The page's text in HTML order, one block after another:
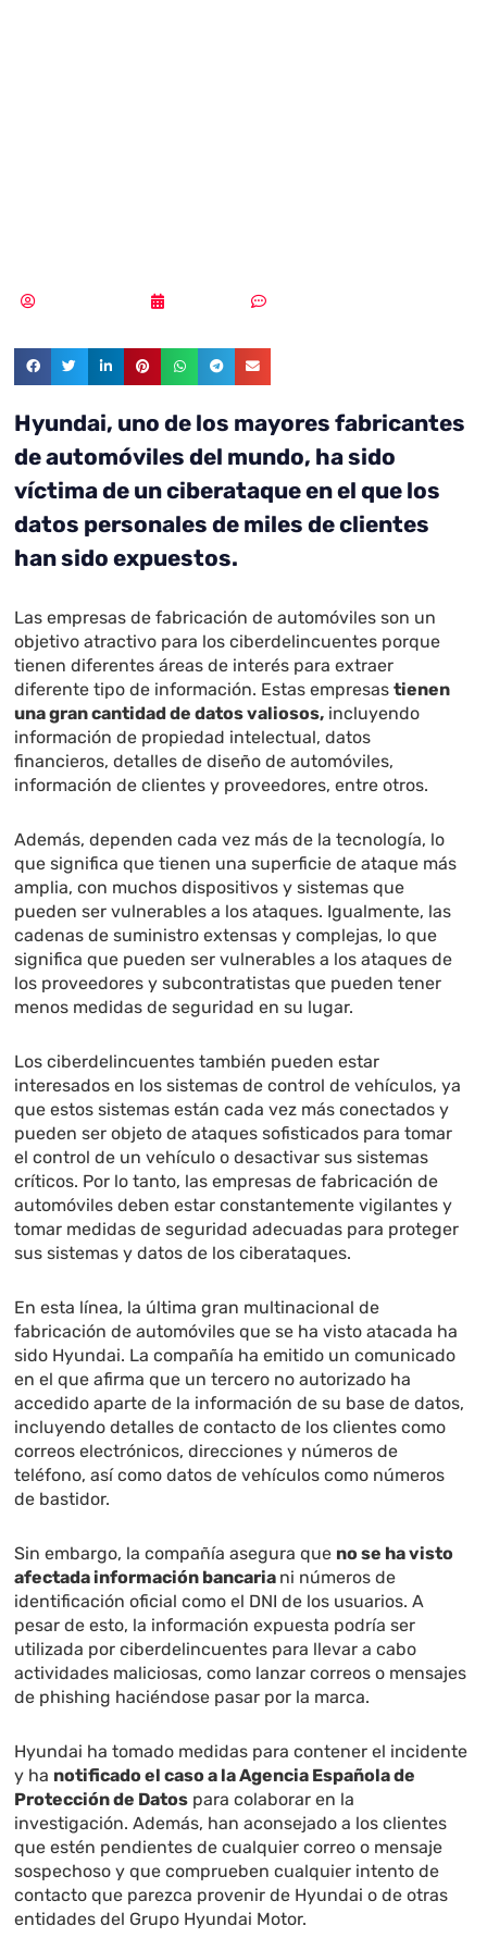
Hyundai, uno de los mayores fabricantes
de automóviles del mundo, ha sido
víctima de un ciberataque en el que los
datos personales de miles de clientes
han sido expuestos.
Las empresas de fabricación de automóviles son un
objetivo atractivo para los ciberdelincuentes porque
tienen diferentes áreas de interés para extraer
diferente tipo de información. Estas empresastienen
una gran cantidad de datos valiosos, incluyendo
información de propiedad intelectual, datos
financieros, detalles de diseño de automóviles,
información de clientes y proveedores, entre otros.
Además, dependen cada vez más de la tecnología, lo
que significa que tienen una superficie de ataque más
amplia, con muchos dispositivos y sistemas que
pueden ser vulnerables a los ataques. Igualmente, las
cadenas de suministro extensas y complejas, lo que
significa que pueden ser vulnerables a los ataques de
los proveedores y subcontratistas que pueden tener
menos medidas de seguridad en su lugar.
Los ciberdelincuentes también pueden estar
interesados en los sistemas de control de vehículos, ya
que estos sistemas están cada vez más conectados y
pueden ser objeto de ataques sofisticados para tomar
el control de un vehículo o desactivar sus sistemas
críticos. Por lo tanto, las empresas de fabricación de
automóviles deben estar constantemente vigilantes y
tomar medidas de seguridad adecuadas para proteger
sus sistemas y datos de los ciberataques.
En esta línea, la última gran multinacional de
fabricación de automóviles que se ha visto atacada ha
sido Hyundai. La compañía ha emitido un comunicado
en el que afirma que un tercero no autorizado ha
accedido aparte de la información de su base de datos,
incluyendo detalles de contacto de los clientes como
correos electrónicos, direcciones y números de
teléfono, así como datos de vehículos como números
de bastidor.
Sin embargo, la compañía asegura que no se ha visto
afectada información bancaria ni números de
identificación oficial como el DNI de los usuarios. A
pesar de esto, la información expuesta podría ser
utilizada por ciberdelincuentes para llevar a cabo
actividades maliciosas, como lanzar correos o mensajes
de phishing haciéndose pasar por la marca.
Hyundai ha tomado medidas para contener el incidente
y ha notificado el caso a la Agencia Española de
Protección de Datos para colaborar en la
investigación. Además, han aconsejado a los clientes
que estén pendientes de cualquier correo o mensaje
sospechoso y que comprueben cualquier intento de
contacto que parezca provenir de Hyundai o de otras
entidades del Grupo Hyundai Motor.